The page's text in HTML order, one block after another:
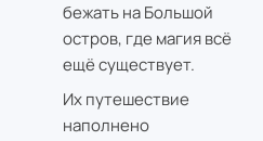
бежать на Большой
остров, где магия всё
ещё существует.
Их путешествие
наполнено